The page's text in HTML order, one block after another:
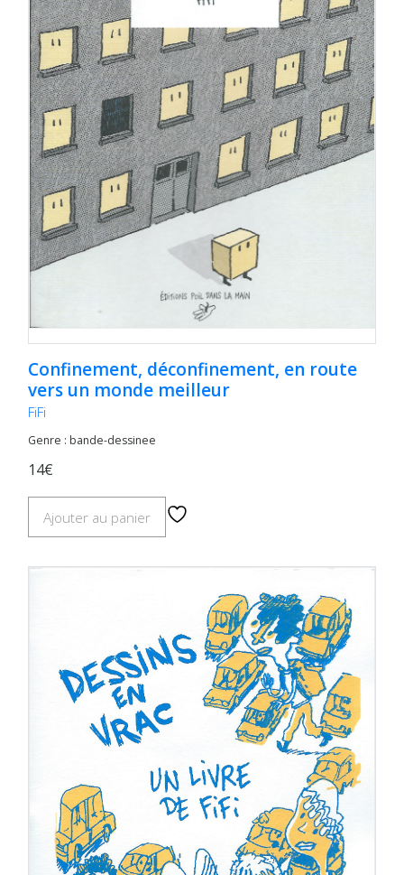
Confinement, déconfinement, en route
vers un monde meilleur
FiFi
Genre : bande-dessinee
14€
Ajouter au panier